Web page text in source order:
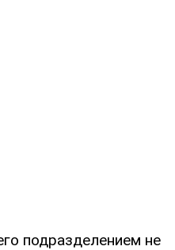
подразделением не